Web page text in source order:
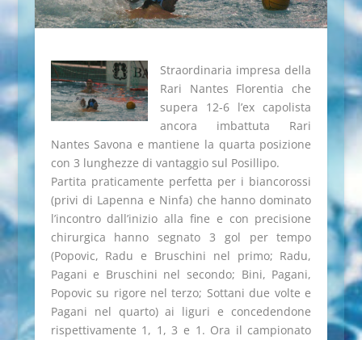
Straordinaria impresa della
Rari Nantes Florentia che
supera 12-6 l’ex capolista
ancora imbattuta Rari
Nantes Savona e mantiene la quarta posizione
con 3 lunghezze di vantaggio sul Posillipo.
Partita praticamente perfetta per i biancorossi
(privi di Lapenna e Ninfa) che hanno dominato
l’incontro dall’inizio alla fine e con precisione
chirurgica hanno segnato 3 gol per tempo
(Popovic, Radu e Bruschini nel primo; Radu,
Pagani e Bruschini nel secondo; Bini, Pagani,
Popovic su rigore nel terzo; Sottani due volte e
Pagani nel quarto) ai liguri e concedendone
rispettivamente 1, 1, 3 e 1. Ora il campionato